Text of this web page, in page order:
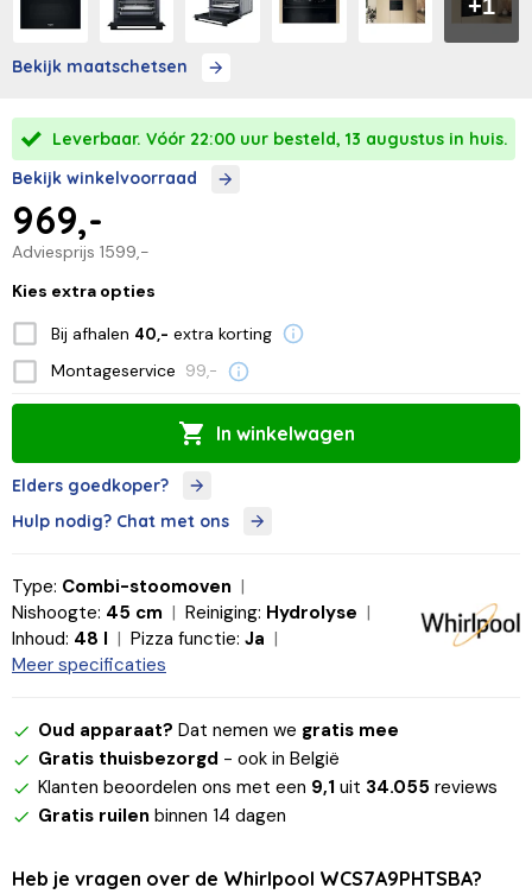
+1
Bekijk maatschetsen
Leverbaar. Vóór 22:00 uur besteld, 13 augustus in huis.
Bekijk winkelvoorraad
Adviesprijs 1599,-
969,-
Kies extra opties
Bij afhalen 40,- extra korting
Montageservice 99,-
In winkelwagen
Elders goedkoper?
Hulp nodig? Chat met ons
Type: Combi-stoomoven
Nishoogte: 45 cm Reiniging: Hydrolyse
Inhoud: 48 l Pizza functie: Ja
Meer specificaties
Oud apparaat? Dat nemen we gratis mee
Gratis thuisbezorgd - ook in België
Klanten beoordelen ons met een 9,1 uit 34.055 reviews
Gratis ruilen binnen 14 dagen
Heb je vragen over de Whirlpool WCS7A9PHTSBA?